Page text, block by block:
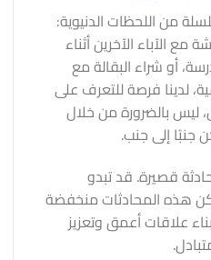
من اللحظات الدنيوية:
مع الآباء الآخرين أثناء
أو شراء البقالة مع
لدينا فرصة للتعرف على
بالضرورة من خلال
جنبًا إلى جنب.
قصيرة. قد تبدو
هذه المحادثات منخفضة
علاقات أعمق وتعزيز